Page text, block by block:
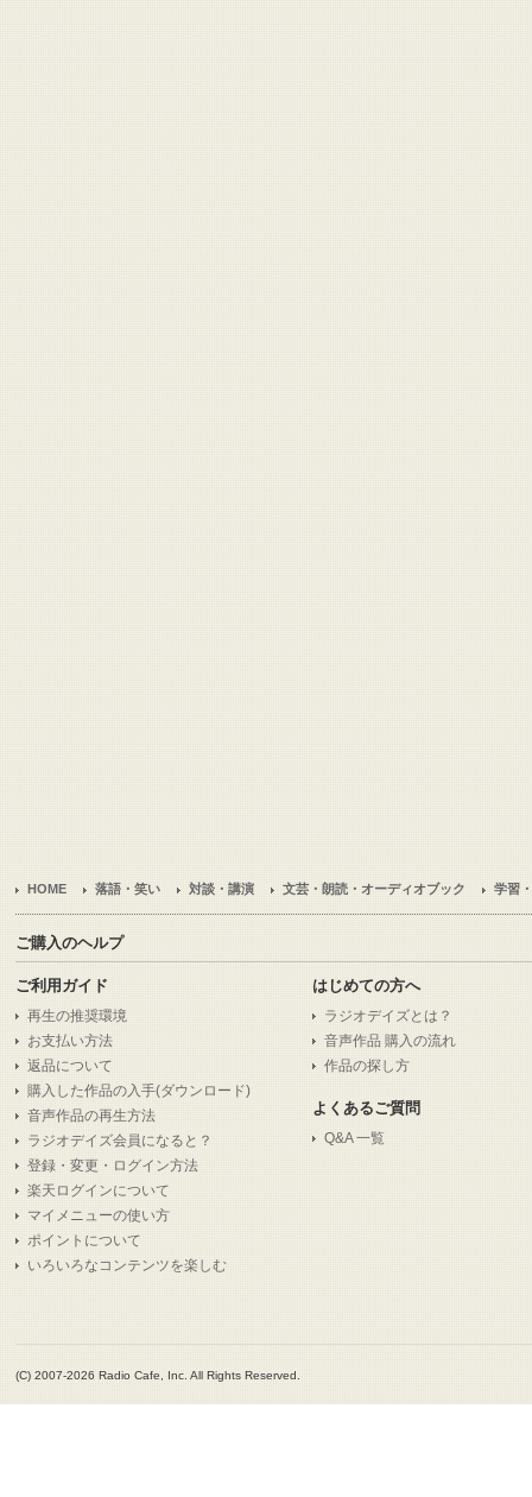
HOME 落語・笑い 対談・講演 文芸・朗読・オーディオブック 学習
ご購入のヘルプ
ご利用ガイド
再生の推奨環境
お支払い方法
返品について
購入した作品の入手(ダウンロード)
音声作品の再生方法
ラジオデイズ会員になると？
登録・変更・ログイン方法
楽天ログインについて
マイメニューの使い方
ポイントについて
いろいろなコンテンツを楽しむ
はじめての方へ
ラジオデイズとは？
音声作品 購入の流れ
作品の探し方
よくあるご質問
Q&A 一覧
(C) 2007-2026 Radio Cafe, Inc. All Rights Reserved.